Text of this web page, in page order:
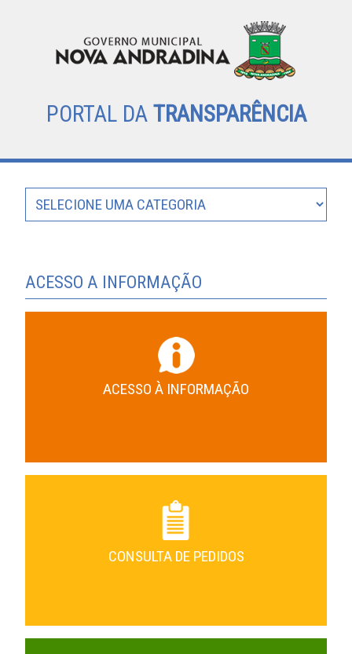
PORTAL DA TRANSPARÊNCIA
ACESSO A INFORMAÇÃO
ACESSO À INFORMAÇÃO
CONSULTA DE PEDIDOS